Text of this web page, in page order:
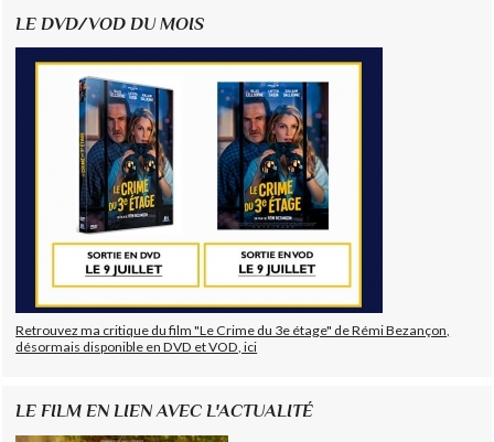
LE DVD/VOD DU MOIS
Retrouvez ma critique du film "Le Crime du 3e étage" de Rémi Bezançon,
désormais disponible en DVD et VOD, ici
LE FILM EN LIEN AVEC L'ACTUALITÉ